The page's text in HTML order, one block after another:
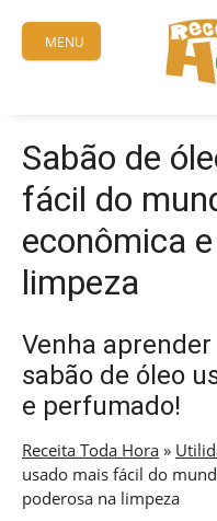
content
MENU
Sabão de
fácil do
econômica
limpeza
Venha
sabão de óleo
e perfumado!
Receita Toda Hora »
usado mais fácil do
poderosa na limpeza